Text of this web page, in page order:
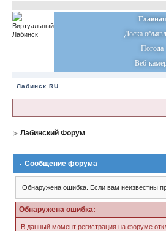
Главная
Доска
Погода
Веб-
Лабинск.RU
Лабинский Форум
Сообщение форума
Обнаружена ошибка. Если вам неизвестны
Обнаружена ошибка:
В данный момент регистрация на форуме